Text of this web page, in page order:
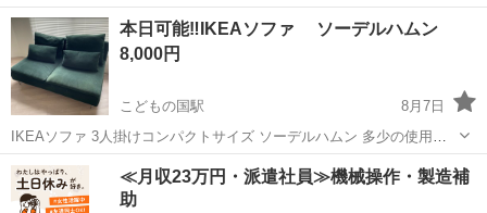
もFrancfranc公式サイトに掲載されております。 1年ほど前に79,000円
で購入しました。 目立った傷はありません。 できるだけ早くとりに
き...
神奈川 川崎市 津田山駅
本日可能‼️IKEAソファ ソーデルハムン
8,000円
こどもの国駅
8月7日
IKEAソファ 3人掛けコンパクトサイズ ソーデルハムン 多少の使用感
はあるかと思いますが、問題なくご使用いただけます。 あくまでも中
古品ですので、神経質な方のお取引はご遠慮ください。 まとめてお取
引していただける方優...
神奈川 川崎市 こどもの国駅 ソファ
≪月収23万円・派遣社員≫機械操作・製造補
助